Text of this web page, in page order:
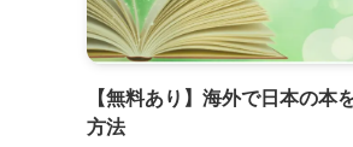
【無料あり】海外で日本の本
方法